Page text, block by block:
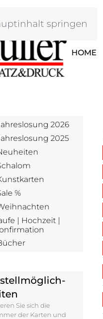
springen
HOME
2026
2025
%
| Hochzeit |
Sie sich die
der Karten und